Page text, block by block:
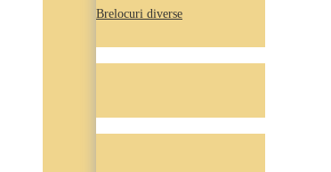
Brelocuri diverse